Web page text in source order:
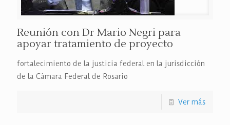
Reunión con Dr Mario Negri para
apoyar tratamiento de proyecto
fortalecimiento de la justicia federal en la jurisdicción
de la Cámara Federal de Rosario
Ver más